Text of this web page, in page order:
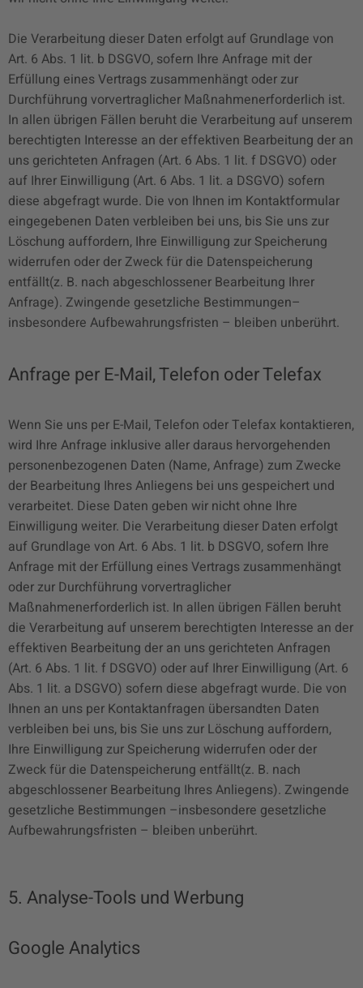
Die Verarbeitung dieser Daten erfolgt auf Grundlage von
Art. 6 Abs. 1 lit. b DSGVO, sofern Ihre Anfrage mit der
Erfüllung eines Vertrags zusammenhängt oder zur
Durchführung vorvertraglicher Maßnahmenerforderlich ist.
In allen übrigen Fällen beruht die Verarbeitung auf unserem
berechtigten Interesse an der effektiven Bearbeitung der an
uns gerichteten Anfragen (Art. 6 Abs. 1 lit. f DSGVO) oder
auf Ihrer Einwilligung (Art. 6 Abs. 1 lit. a DSGVO) sofern
diese abgefragt wurde. Die von Ihnen im Kontaktformular
eingegebenen Daten verbleiben bei uns, bis Sie uns zur
Löschung auffordern, Ihre Einwilligung zur Speicherung
widerrufen oder der Zweck für die Datenspeicherung
entfällt(z. B. nach abgeschlossener Bearbeitung Ihrer
Anfrage). Zwingende gesetzliche Bestimmungen–
insbesondere Aufbewahrungsfristen – bleiben unberührt.
Anfrage per E-Mail, Telefon oder Telefax
Wenn Sie uns per E-Mail, Telefon oder Telefax kontaktieren,
wird Ihre Anfrage inklusive aller daraus hervorgehenden
personenbezogenen Daten (Name, Anfrage) zum Zwecke
der Bearbeitung Ihres Anliegens bei uns gespeichert und
verarbeitet. Diese Daten geben wir nicht ohne Ihre
Einwilligung weiter. Die Verarbeitung dieser Daten erfolgt
auf Grundlage von Art. 6 Abs. 1 lit. b DSGVO, sofern Ihre
Anfrage mit der Erfüllung eines Vertrags zusammenhängt
oder zur Durchführung vorvertraglicher
Maßnahmenerforderlich ist. In allen übrigen Fällen beruht
die Verarbeitung auf unserem berechtigten Interesse an der
effektiven Bearbeitung der an uns gerichteten Anfragen
(Art. 6 Abs. 1 lit. f DSGVO) oder auf Ihrer Einwilligung (Art. 6
Abs. 1 lit. a DSGVO) sofern diese abgefragt wurde. Die von
Ihnen an uns per Kontaktanfragen übersandten Daten
verbleiben bei uns, bis Sie uns zur Löschung auffordern,
Ihre Einwilligung zur Speicherung widerrufen oder der
Zweck für die Datenspeicherung entfällt(z. B. nach
abgeschlossener Bearbeitung Ihres Anliegens). Zwingende
gesetzliche Bestimmungen –insbesondere gesetzliche
Aufbewahrungsfristen – bleiben unberührt.
5. Analyse-Tools und Werbung
Google Analytics